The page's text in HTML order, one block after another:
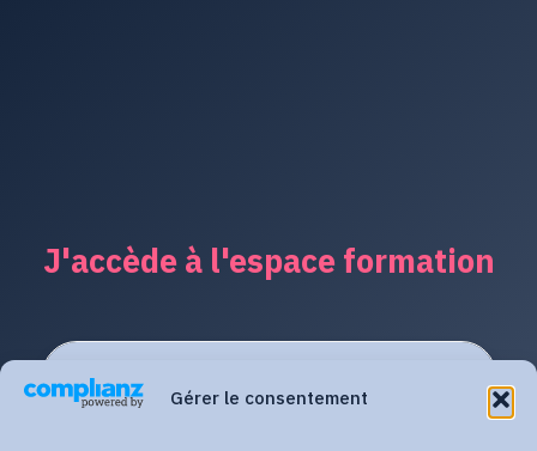
Gérer le consentement
J'accède à l'espace formation